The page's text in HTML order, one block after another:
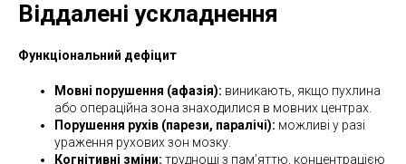
Віддалені ускладнення
Функціональний дефіцит
Мовні порушення (афазія): виникають, якщо пухлина
або операційна зона знаходилися в мовних центрах.
Порушення рухів (парези, паралічі): можливі у разі
ураження рухових зон мозку.
Когнітивні зміни: труднощі з пам’яттю, концентрацією